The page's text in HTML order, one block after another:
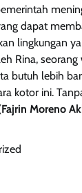
dapat
lingkungan
Rina,
butuh lebih
kotor ini.
Fajrin Moreno